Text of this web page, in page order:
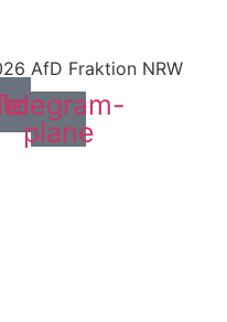
AfD Fraktion NRW
plane